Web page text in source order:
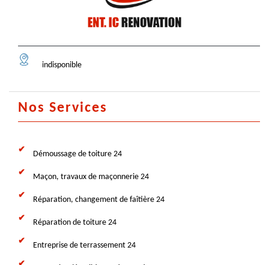
indisponible
Nos Services
Démoussage de toiture 24
Maçon, travaux de maçonnerie 24
Réparation, changement de faîtière 24
Réparation de toiture 24
Entreprise de terrassement 24